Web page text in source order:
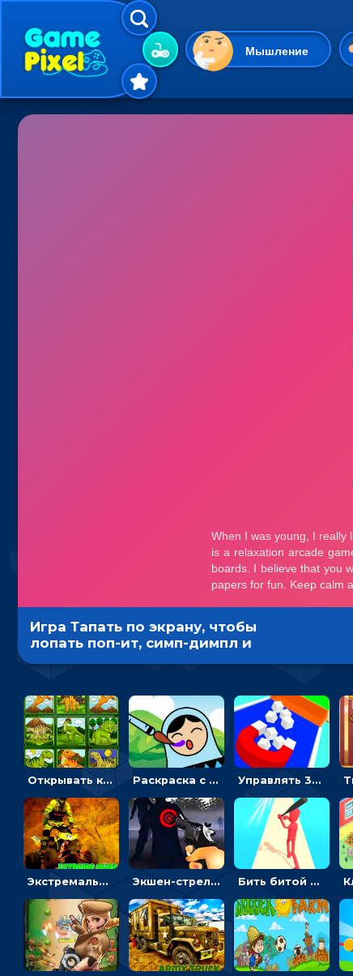
Мышление
Гиперказуальные
Игра Тапать по экрану, чтобы
лопать поп-ит, симп-димпл и
пузыри - гиперказуальная
Открывать картинки с динозаврами и складывать в пары по памяти - головоломка Раскраска с матрешками для девочек Управлять 3D магнитом, чтобы собирать фигуры и сбрасывать в пропасть
Экстремальные пазлы с квадроциклами: собирать крутые тачки Экшен-стрелялка по зомби: целиться и попадать в бегущих монстров Бить битой по шарику, чтобы сбивать кубики с буквами на пути к финишу - 3D